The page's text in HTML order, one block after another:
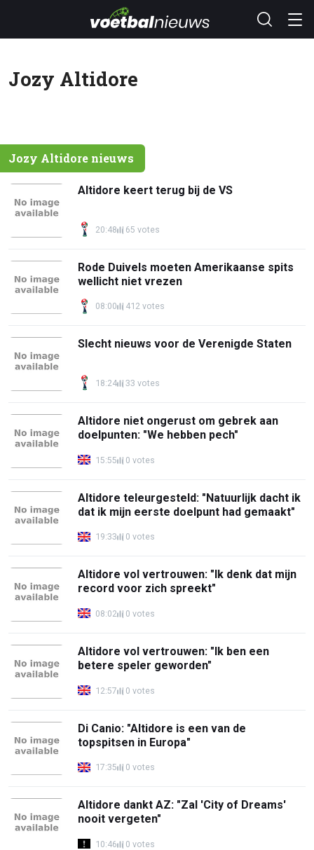
Jozy Altidore
Jozy Altidore nieuws
Altidore keert terug bij de VS
20:48 65 votes
Rode Duivels moeten Amerikaanse spits
wellicht niet vrezen
08:00 412 votes
Slecht nieuws voor de Verenigde Staten
18:24 33 votes
Altidore niet ongerust om gebrek aan
doelpunten: "We hebben pech"
15:55 0 votes
Altidore teleurgesteld: "Natuurlijk dacht ik
dat ik mijn eerste doelpunt had gemaakt"
19:33 0 votes
Altidore vol vertrouwen: "Ik denk dat mijn
record voor zich spreekt"
08:02 0 votes
Altidore vol vertrouwen: "Ik ben een
betere speler geworden"
12:57 0 votes
Di Canio: "Altidore is een van de
topspitsen in Europa"
17:35 0 votes
Altidore dankt AZ: "Zal 'City of Dreams'
nooit vergeten"
10:46 0 votes